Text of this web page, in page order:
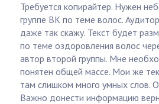
Требуется копирайтер. Нужен
группе ВК по теме волос.
даже так скажу. Текст будет
по теме оздоровления волос
автор второй группы. Мне
понятен общей массе. Мои же
там слишком много умных слов.
Важно донести информацию